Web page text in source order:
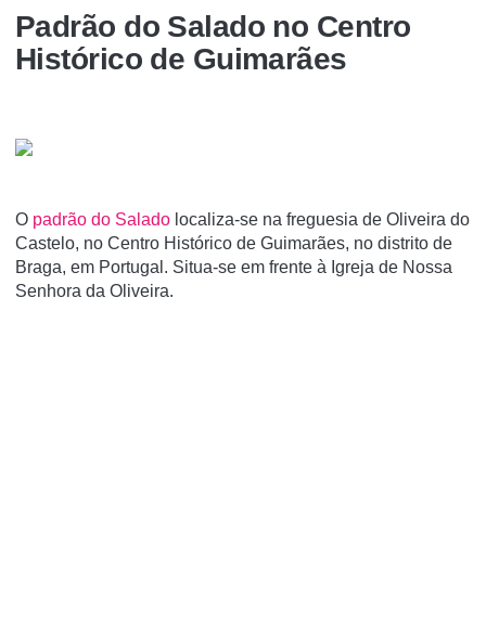
Padrão do Salado no Centro
Histórico de Guimarães
O padrão do Salado localiza-se na freguesia de Oliveira do
Castelo, no Centro Histórico de Guimarães, no distrito de
Braga, em Portugal. Situa-se em frente à Igreja de Nossa
Senhora da Oliveira.